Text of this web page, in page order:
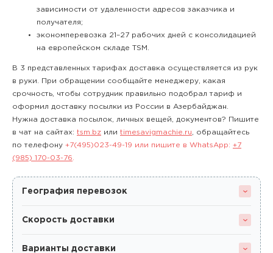
зависимости от удаленности адресов заказчика и
получателя;
экономперевозка 21–27 рабочих дней с консолидацией
на европейском складе TSM.
В 3 представленных тарифах доставка осуществляется из рук
в руки. При обращении сообщайте менеджеру, какая
срочность, чтобы сотрудник правильно подобрал тариф и
оформил доставку посылки из России в Азербайджан.
Нужна доставка посылок, личных вещей, документов? Пишите
в чат на сайтах: tsm.bz или timesavigmachie.ru , обращайтесь
по телефону +7(495)023-49-19 или пишите в WhatsApp: +7
(985) 170-03-76
География перевозок
Скорость доставки
Варианты доставки